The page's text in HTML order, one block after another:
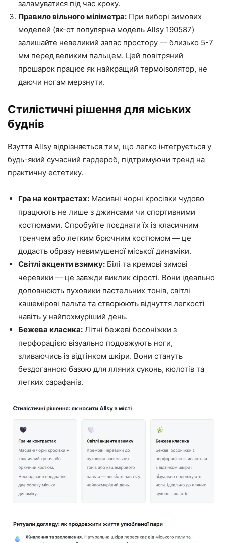
заламуватися під час кроку.
Правило вільного міліметра: При виборі зимових
моделей (як-от популярна модель Allsy 190587)
залишайте невеликий запас простору — близько 5-7
мм перед великим пальцем. Цей повітряний
прошарок працює як найкращий термоізолятор, не
даючи ногам мерзнути.
Стилістичні рішення для міських
буднів
Взуття Allsy відрізняється тим, що легко інтегрується у
будь-який сучасний гардероб, підтримуючи тренд на
практичну естетику.
Гра на контрастах: Масивні чорні кросівки чудово
працюють не лише з джинсами чи спортивними
костюмами. Спробуйте поєднати їх із класичним
тренчем або легким брючним костюмом — це
додасть образу невимушеної міської динаміки.
Світлі акценти взимку: Білі та кремові зимові
черевики — це завжди виклик сірості. Вони ідеально
доповнюють пуховики пастельних тонів, світлі
кашемірові пальта та створюють відчуття легкості
навіть у найпохмуріший день.
Бежева класика: Літні бежеві босоніжки з
перфорацією візуально подовжують ноги,
зливаючись із відтінком шкіри. Вони стануть
бездоганною базою для лляних суконь, кюлотів та
легких сарафанів.